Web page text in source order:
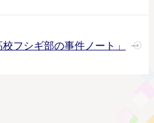
フシギ部の事件ノート」